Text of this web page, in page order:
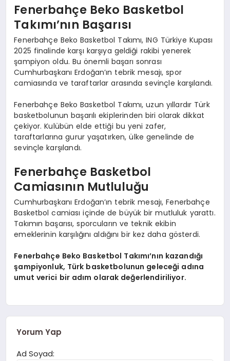
Fenerbahçe Beko Basketbol
Takımı’nın Başarısı
Fenerbahçe Beko Basketbol Takımı, ING Türkiye Kupası
2025 finalinde karşı karşıya geldiği rakibi yenerek
şampiyon oldu. Bu önemli başarı sonrası
Cumhurbaşkanı Erdoğan’ın tebrik mesajı, spor
camiasında ve taraftarlar arasında sevinçle karşılandı.
Fenerbahçe Beko Basketbol Takımı, uzun yıllardır Türk
basketbolunun başarılı ekiplerinden biri olarak dikkat
çekiyor. Kulübün elde ettiği bu yeni zafer,
taraftarlarına gurur yaşatırken, ülke genelinde de
sevinçle karşılandı.
Fenerbahçe Basketbol
Camiasının Mutluluğu
Cumhurbaşkanı Erdoğan’ın tebrik mesajı, Fenerbahçe
Basketbol camiası içinde de büyük bir mutluluk yarattı.
Takımın başarısı, sporcuların ve teknik ekibin
emeklerinin karşılığını aldığını bir kez daha gösterdi.
Fenerbahçe Beko Basketbol Takımı’nın kazandığı
şampiyonluk, Türk basketbolunun geleceği adına
umut verici bir adım olarak değerlendiriliyor.
Yorum Yap
Ad Soyad: